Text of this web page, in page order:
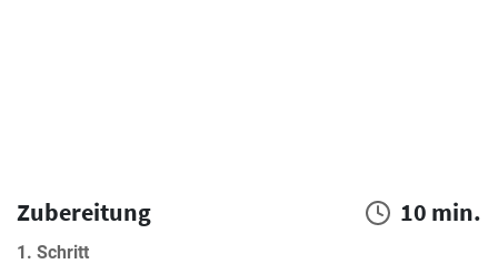
Zubereitung 10 min.
1. Schritt